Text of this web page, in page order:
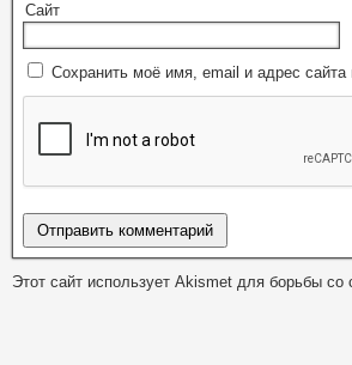
Сайт
Сохранить моё имя, email и адрес
Этот сайт использует Akismet для борьбы со